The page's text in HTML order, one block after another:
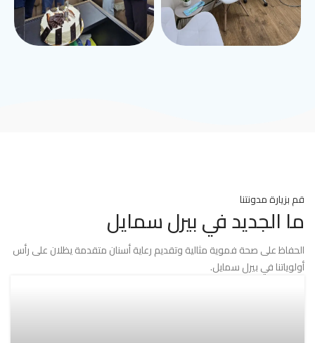
قم بزيارة مدونتنا
ما الجديد في بيرل سمايل
الحفاظ على صحة فموية مثالية وتقديم رعاية أسنان متقدمة يظلان على رأس
أولوياتنا في بيرل سمايل.